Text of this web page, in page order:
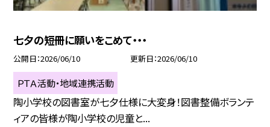
七夕の短冊に願いをこめて・・・
公開日 2026/06/10 更新日 2026/06/10
ＰＴＡ活動・地域連携活動
陶小学校の図書室が七夕仕様に大変身！図書整備ボランテ
ィアの皆様が陶小学校の児童と...